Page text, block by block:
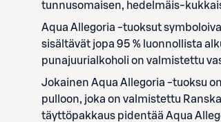
tunnusomaisen, hedelmäis-
Aqua Allegoria -tuoksut
sisältävät jopa 95 % luonnollista
punajuurialkoholi on valmistettu
Jokainen Aqua Allegoria -tuoksu
pulloon, joka on valmistettu
täyttöpakkaus pidentää Aqua